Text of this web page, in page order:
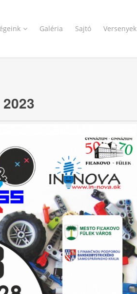
Galéria Sajtó Versenyek